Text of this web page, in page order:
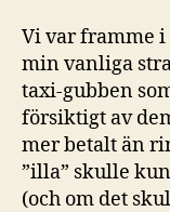
Vi var framme i
min vanliga
taxi-gubben
försiktigt av
mer betalt än
”illa” skulle
(och om det